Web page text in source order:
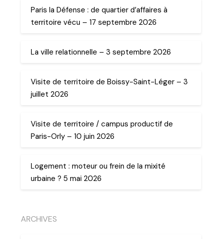
Paris la Défense : de quartier d’affaires à
territoire vécu – 17 septembre 2026
La ville relationnelle – 3 septembre 2026
Visite de territoire de Boissy-Saint-Léger – 3
juillet 2026
Visite de territoire / campus productif de
Paris-Orly – 10 juin 2026
Logement : moteur ou frein de la mixité
urbaine ? 5 mai 2026
ARCHIVES